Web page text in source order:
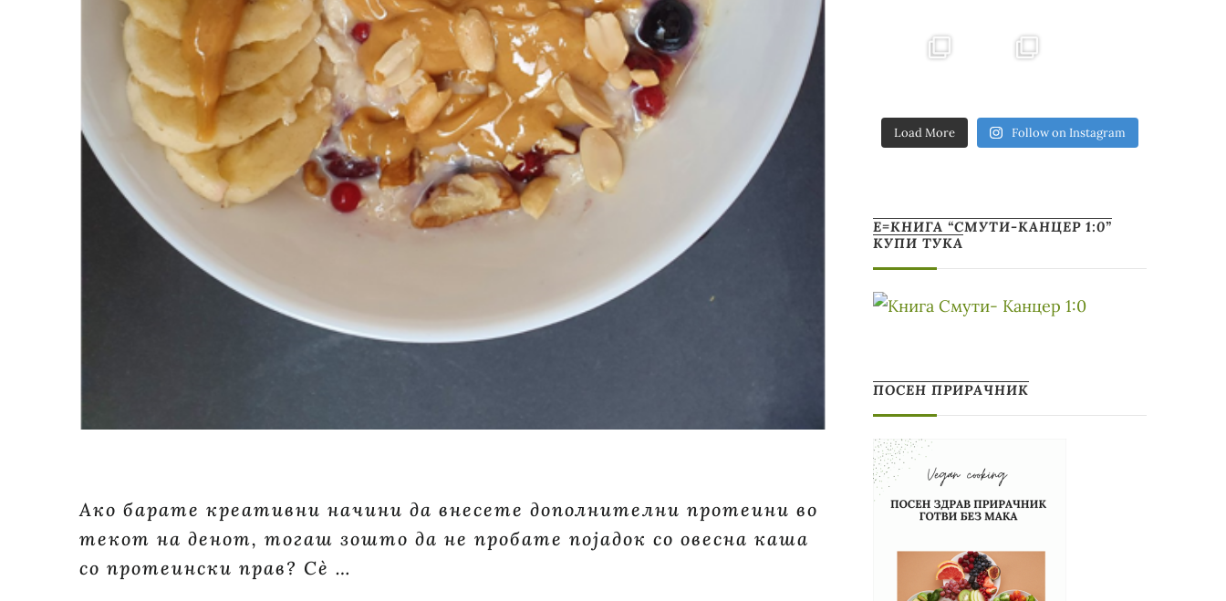
Ако барате креативни начини да внесете дополнителни протеини во
текот на денот, тогаш зошто да не пробате појадок со овесна каша
со протеински прав? Сè …
Load More Follow on Instagram
Е=КНИГА “СМУТИ-КАНЦЕР 1:0”
КУПИ ТУКА
ПОСЕН ПРИРАЧНИК